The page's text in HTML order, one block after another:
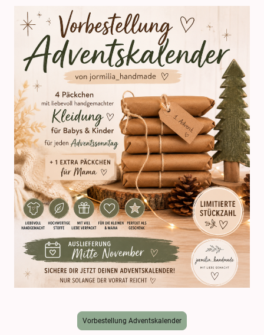
Vorbestellung Adventskalender